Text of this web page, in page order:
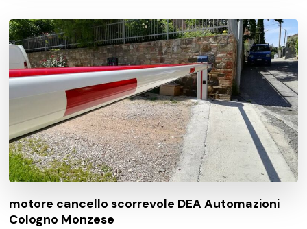
motore cancello scorrevole DEA Automazioni
Cologno Monzese